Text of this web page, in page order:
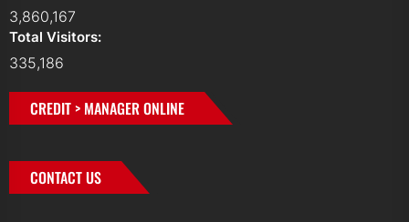
3,860,167
Total Visitors:
335,186
CREDIT > MANAGER ONLINE
CONTACT US